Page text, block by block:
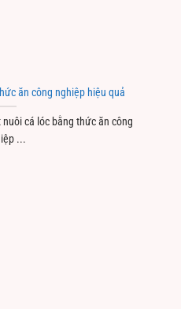
ăn công nghiệp hiệu quả
cá lóc bằng thức ăn công
...